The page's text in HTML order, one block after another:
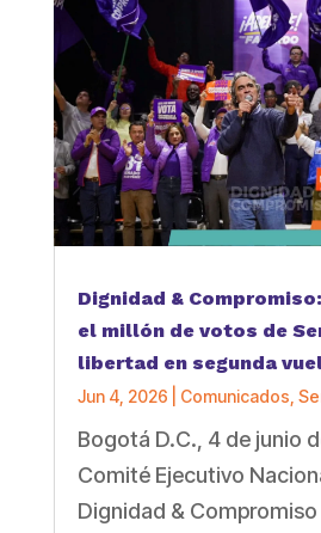
Dignidad &
el millón de votos de
libertad en segunda
Jun 4, 2026 Comunicados
Bogotá D.C., 4 de junio
Comité Ejecutivo
Dignidad &